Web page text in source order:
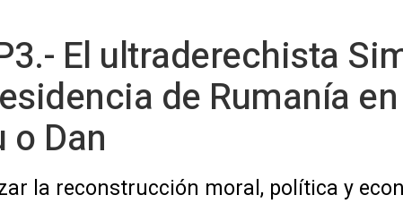
El ultraderechista
de Rumanía
Dan
la reconstrucción moral, política y